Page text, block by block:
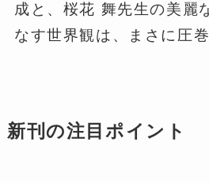
成と、桜花 舞先生の美麗
なす世界観は、まさに圧
新刊の注目ポイント